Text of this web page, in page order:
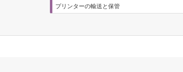
プリンターの輸送と保管